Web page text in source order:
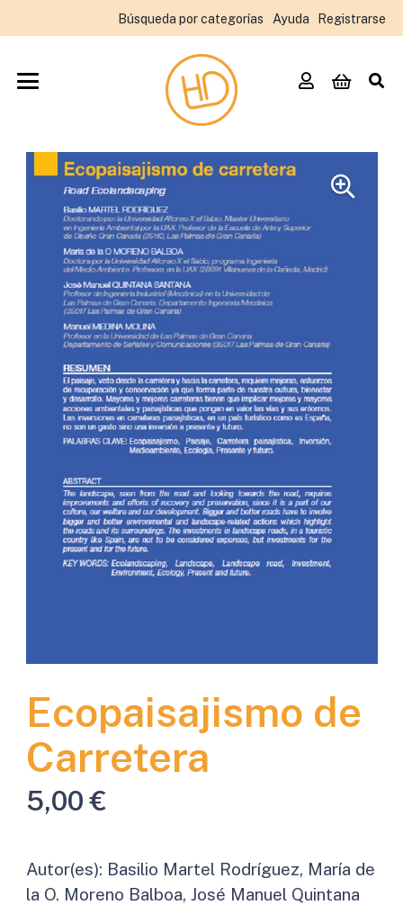
Búsqueda por categorías Ayuda Registrarse
Ecopaisajismo de
Carretera
5,00€
Autor(es): Basilio Martel Rodríguez, María de
la O. Moreno Balboa, José Manuel Quintana